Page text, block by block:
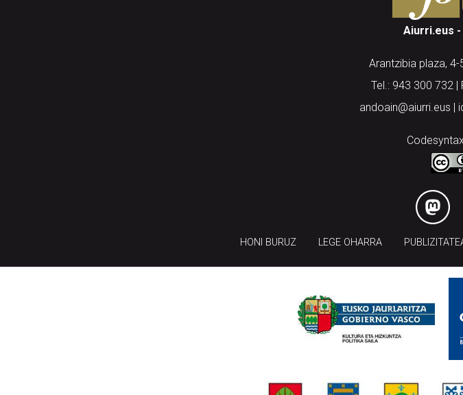
Aiurri.eus -
Arantzibia plaza, 4-
Tel.: 943 300 732 |
andoain@aiurri.eus |
HONI BURUZ LEGE OHARRA